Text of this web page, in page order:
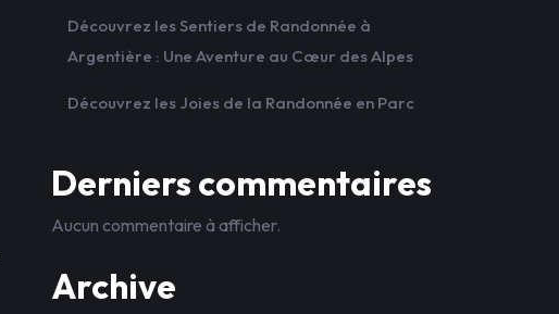
Découvrez les Sentiers de Randonnée à
Argentière : Une Aventure au Cœur des Alpes
Découvrez les Joies de la Randonnée en Parc
Derniers commentaires
Aucun commentaire à afficher.
Archive